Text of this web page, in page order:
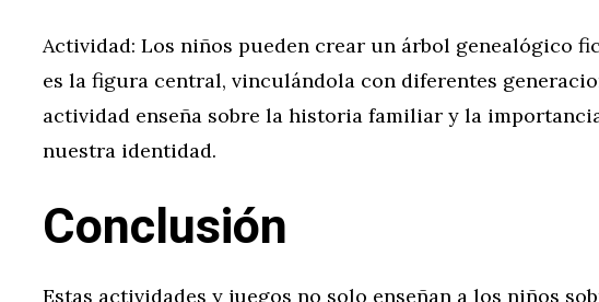
Actividad: Los niños pueden crear un árbol genealógico
es la figura central, vinculándola con diferentes
actividad enseña sobre la historia familiar y la
nuestra identidad.
Conclusión
Estas actividades y juegos no solo enseñan a los niños